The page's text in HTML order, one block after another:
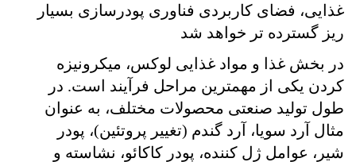
غذایی، فضای کاربردی فناوری پودرسازی بسیار
ریز گسترده تر خواهد شد
در بخش غذا و مواد غذایی لوکس، میکرونیزه
کردن یکی از مهمترین مراحل فرآیند است. در
طول تولید صنعتی محصولات مختلف، به عنوان
مثال آرد سویا، آرد گندم (تغییر پروتئین)، پودر
شیر، عوامل ژل کننده، پودر کاکائو، نشاسته و